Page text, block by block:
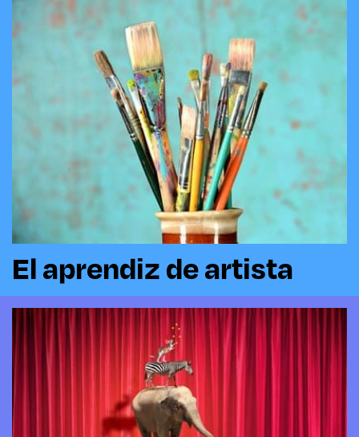
El aprendiz de artista